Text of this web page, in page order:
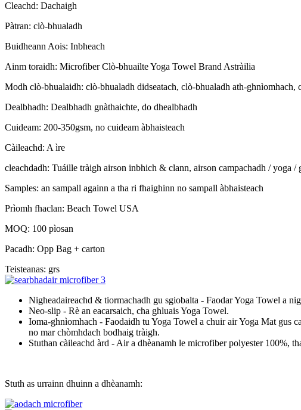
Cleachd: Dachaigh
Pàtran: clò-bhualadh
Buidheann Aois: Inbheach
Ainm toraidh: Microfiber Clò-bhuailte Yoga Towel Brand Astràilia
Modh clò-bhualaidh: clò-bhualadh didseatach, clò-bhualadh ath-ghnìomhach,
Dealbhadh: Dealbhadh gnàthaichte, do dhealbhadh
Cuideam: 200-350gsm, no cuideam àbhaisteach
Càileachd: A ìre
cleachdadh: Tuáille tràigh airson inbhich & clann, airson campachadh / yoga /
Samples: an sampall againn a tha ri fhaighinn no sampall àbhaisteach
Prìomh fhaclan: Beach Towel USA
MOQ: 100 pìosan
Pacadh: Opp Bag + carton
Teisteanas: grs
Nigheadaireachd & tiormachadh gu sgiobalta - Faodar Yoga Towel a
Neo-slip - Rè an eacarsaich, cha ghluais Yoga Towel.
Ioma-ghnìomhach - Faodaidh tu Yoga Towel a chuir air Yoga Mat gus
no mar chòmhdach bodhaig tràigh.
Stuthan càileachd àrd - Air a dhèanamh le microfiber polyester 100%,
Stuth as urrainn dhuinn a dhèanamh: